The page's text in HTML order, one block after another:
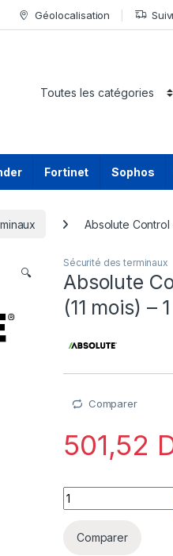
Géolocalisation
Fortinet Sophos
Absolute Control
🔍
Sécurité des terminaux
Absolute
(11 mois) –
Comparer
501,52
Absolute Control -
Comparer